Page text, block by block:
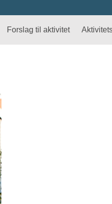
Forslag til aktivitet